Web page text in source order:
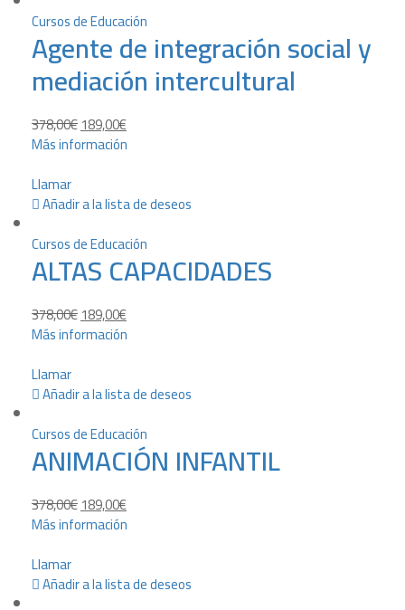
Cursos de Educación
Agente de integración social y
mediación intercultural
378,00€189,00€
Más información
Llamar
Añadir a la lista de deseos
Cursos de Educación
ALTAS CAPACIDADES
378,00€189,00€
Más información
Llamar
Añadir a la lista de deseos
Cursos de Educación
ANIMACIÓN INFANTIL
378,00€189,00€
Más información
Llamar
Añadir a la lista de deseos